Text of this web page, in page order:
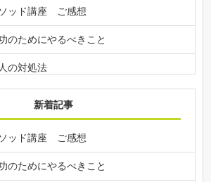
ッド講座 ご感想
のためにやるべきこと
の対処法
新着記事
ッド講座 ご感想
のためにやるべきこと